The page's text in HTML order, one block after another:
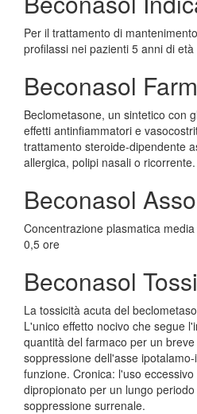
Per il trattamento di
profilassi nei pazienti 5 anni di
Beconasol
Beclometasone, un sintetico con
effetti antinfiammatori e
trattamento steroide-dipendente
allergica, polipi nasali o ricorrente.
Beconasol
Concentrazione plasmatica
0,5 ore
Beconasol
La tossicità acuta del
L'unico effetto nocivo che segue
quantità del farmaco per un
soppressione dell'asse
funzione. Cronica: l'uso
dipropionato per un lungo
soppressione surrenale.